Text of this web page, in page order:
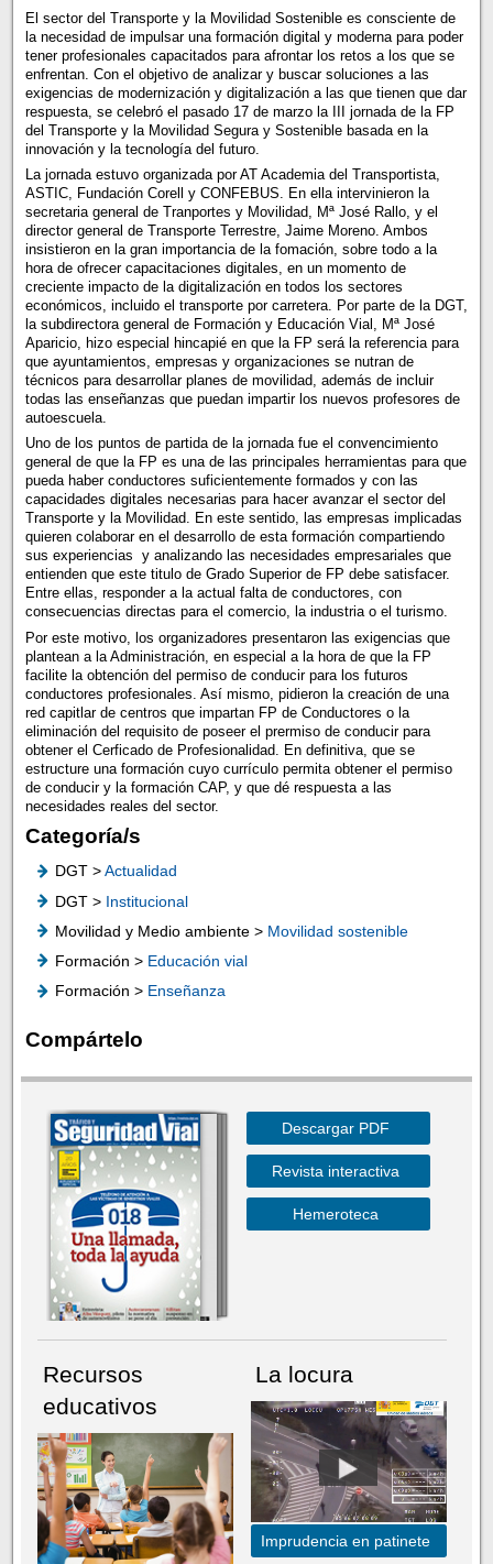
El sector del Transporte y la Movilidad Sostenible es consciente de
la necesidad de impulsar una formación digital y moderna para poder
tener profesionales capacitados para afrontar los retos a los que se
enfrentan. Con el objetivo de analizar y buscar soluciones a las
exigencias de modernización y digitalización a las que tienen que dar
respuesta, se celebró el pasado 17 de marzo la III jornada de la FP
del Transporte y la Movilidad Segura y Sostenible basada en la
innovación y la tecnología del futuro.
La jornada estuvo organizada por AT Academia del Transportista,
ASTIC, Fundación Corell y CONFEBUS. En ella intervinieron la
secretaria general de Tranportes y Movilidad, Mª José Rallo, y el
director general de Transporte Terrestre, Jaime Moreno. Ambos
insistieron en la gran importancia de la fomación, sobre todo a la
hora de ofrecer capacitaciones digitales, en un momento de
creciente impacto de la digitalización en todos los sectores
económicos, incluido el transporte por carretera. Por parte de la DGT,
la subdirectora general de Formación y Educación Vial, Mª José
Aparicio, hizo especial hincapié en que la FP será la referencia para
que ayuntamientos, empresas y organizaciones se nutran de
técnicos para desarrollar planes de movilidad, además de incluir
todas las enseñanzas que puedan impartir los nuevos profesores de
autoescuela.
Uno de los puntos de partida de la jornada fue el convencimiento
general de que la FP es una de las principales herramientas para que
pueda haber conductores suficientemente formados y con las
capacidades digitales necesarias para hacer avanzar el sector del
Transporte y la Movilidad. En este sentido, las empresas implicadas
quieren colaborar en el desarrollo de esta formación compartiendo
sus experiencias y analizando las necesidades empresariales que
entienden que este titulo de Grado Superior de FP debe satisfacer.
Entre ellas, responder a la actual falta de conductores, con
consecuencias directas para el comercio, la industria o el turismo.
Por este motivo, los organizadores presentaron las exigencias que
plantean a la Administración, en especial a la hora de que la FP
facilite la obtención del permiso de conducir para los futuros
conductores profesionales. Así mismo, pidieron la creación de una
red capitlar de centros que impartan FP de Conductores o la
eliminación del requisito de poseer el prermiso de conducir para
obtener el Cerficado de Profesionalidad. En definitiva, que se
estructure una formación cuyo currículo permita obtener el permiso
de conducir y la formación CAP, y que dé respuesta a las
necesidades reales del sector.
Categoría/s
DGT >Actualidad
DGT > Institucional
Movilidad y Medio ambiente > Movilidad sostenible
Formación > Educación vial
Formación > Enseñanza
Compártelo
Descargar PDF
Revista interactiva
Hemeroteca
Recursos
educativos
La locura
Imprudencia en patinete